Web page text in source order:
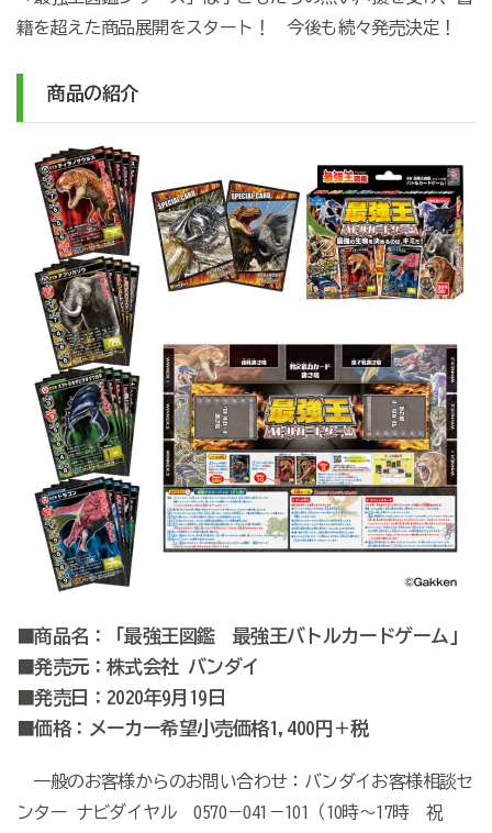
籍を超えた商品展開をスタート！ 今後も続々発売決定！
商品の紹介
■商品名：「最強王図鑑 最強王バトルカードゲーム」
■発売元：株式会社 バンダイ
■発売日：2020年9月19日
■価格：メーカー希望小売価格1,400円＋税
一般のお客様からのお問い合わせ：バンダイお客様相談セ
ンター ナビダイヤル 0570－041－101（10時～17時 祝